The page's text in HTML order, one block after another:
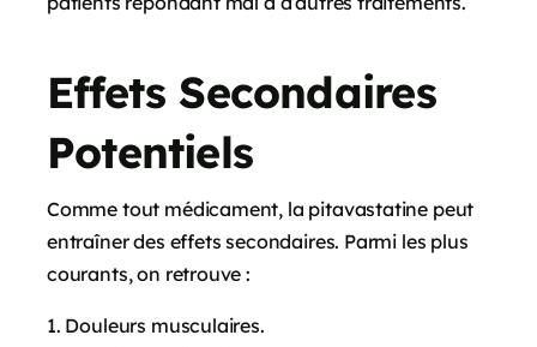
Effets Secondaires
Potentiels
Comme tout médicament, la pitavastatine peut
entraîner des effets secondaires. Parmi les plus
courants, on retrouve :
Douleurs musculaires.